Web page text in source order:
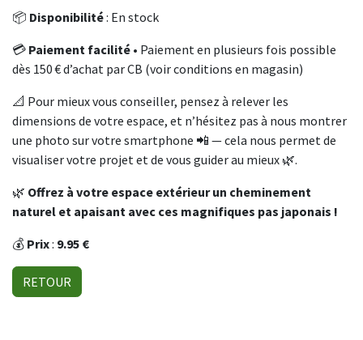
📦 Disponibilité: En stock
💳 Paiement facilité • Paiement en plusieurs fois possible
dès 150 € d’achat par CB (voir conditions en magasin)
📐 Pour mieux vous conseiller, pensez à relever les
dimensions de votre espace, et n’hésitez pas à nous montrer
une photo sur votre smartphone 📲 — cela nous permet de
visualiser votre projet et de vous guider au mieux 🌿.
🌿 Offrez à votre espace extérieur un cheminement
naturel et apaisant avec ces magnifiques pas japonais !
💰 Prix: 9.95 €
RETOUR